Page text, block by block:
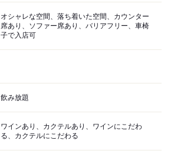
オシャレな空間、落ち着いた空間、カウンター
席あり、ソファー席あり、バリアフリー、車椅
子で入店可
飲み放題
ワインあり、カクテルあり、ワインにこだわ
る、カクテルにこだわる